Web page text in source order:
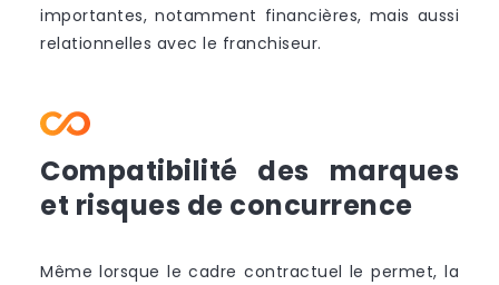
importantes, notamment financières, mais aussi
relationnelles avec le franchiseur.
Compatibilité des marques
et risques de concurrence
Même lorsque le cadre contractuel le permet, la